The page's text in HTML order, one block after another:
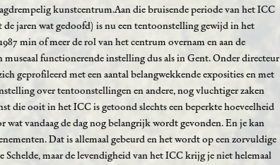
kunstcentrum.Aan die bruisende periode van het ICC
jaren wat gedoofd) is nu een tentoonstelling gewijd in het
min of meer de rol van het centrum overnam en aan de
functionerende instelling dus als in Gent. Onder directeur
geprofileerd met een aantal belangwekkende exposities en met
over tentoonstellingen en andere, nog vluchtiger zaken
die ooit in het ICC is getoond slechts een beperkte hoeveelheid
vandaag de dag nog belangrijk wordt gevonden. En je kan
Dat is allemaal gebeurd en het wordt op een zorvuldige
maar de levendigheid van het ICC krijg je niet helemaal